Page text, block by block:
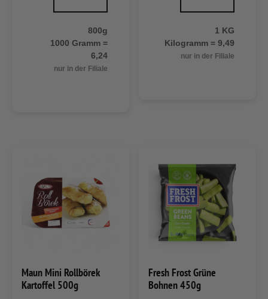
800g
1000 Gramm =
6,24
nur in der Filiale
1 KG
Kilogramm = 9,49
nur in der Filiale
Maun Mini Rollbörek
Kartoffel 500g
Fresh Frost Grüne
Bohnen 450g